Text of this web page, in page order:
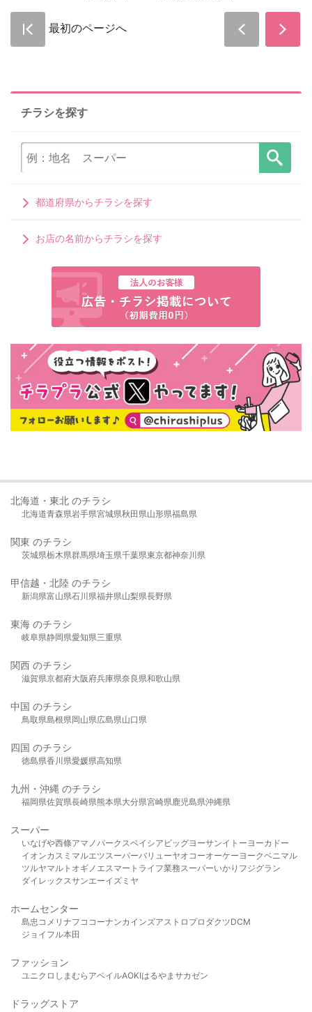
最初のページへ
チラシを探す
都道府県からチラシを探す
お店の名前からチラシを探す
北海道・東北 のチラシ
北海道青森県岩手県宮城県秋田県山形県福島県
関東 のチラシ
茨城県栃木県群馬県埼玉県千葉県東京都神奈川県
甲信越・北陸 のチラシ
新潟県富山県石川県福井県山梨県長野県
東海 のチラシ
岐阜県静岡県愛知県三重県
関西 のチラシ
滋賀県京都府大阪府兵庫県奈良県和歌山県
中国 のチラシ
鳥取県島根県岡山県広島県山口県
四国 のチラシ
徳島県香川県愛媛県高知県
九州・沖縄 のチラシ
福岡県佐賀県長崎県熊本県大分県宮崎県鹿児島県沖縄県
スーパー
いなげや西條アマノパークスベイシア ビッグヨーサンイトーヨーカドー
イオンカスミ マルエツスーパーバリューヤオコーオーケー ヨークベニマル
ツルヤマルト オギノ エスマート ライフ業務スーパーいかり フジグラン
ダイレックスサンエーイズミヤ
ホームセンター
島忠 コメリ ナフコ コーナンカインズアストロプロダクツDCM
ジョイフル本田
ファッション
ユニクロ しまむら アベイルAOKIはるやま サカゼン
ドラッグストア